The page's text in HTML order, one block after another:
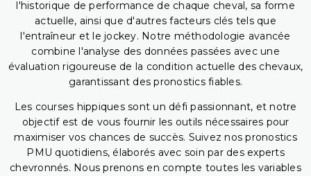
l'historique de performance de chaque cheval, sa forme
actuelle, ainsi que d'autres facteurs clés tels que
l'entraîneur et le jockey. Notre méthodologie avancée
combine l'analyse des données passées avec une
évaluation rigoureuse de la condition actuelle des chevaux,
garantissant des pronostics fiables.
Les courses hippiques sont un défi passionnant, et notre
objectif est de vous fournir les outils nécessaires pour
maximiser vos chances de succès. Suivez nos pronostics
PMU quotidiens, élaborés avec soin par des experts
chevronnés. Nous prenons en compte toutes les variables